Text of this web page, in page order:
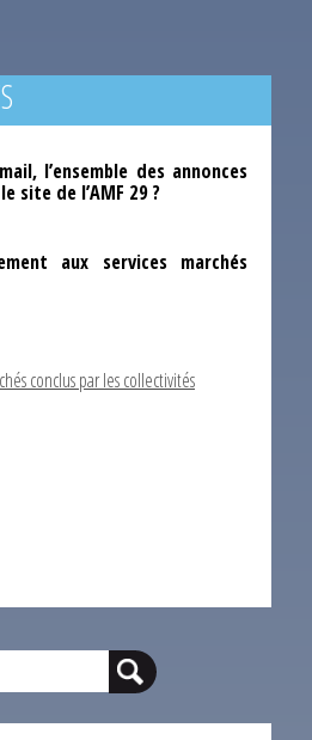
l’ensemble des annonces
site de l’AMF 29 ?
aux services marchés
conclus par les collectivités